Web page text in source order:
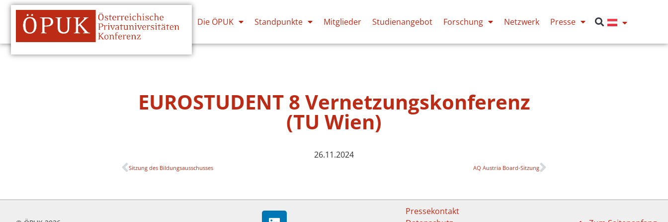
Die ÖPUK Standpunkte Mitglieder Studienangebot Forschung Netzwerk Presse
EUROSTUDENT 8 Vernetzungskonferenz
(TU Wien)
26.11.2024
Sitzung des Bildungsausschusses AQ Austria Board-Sitzung
Pressekontakt